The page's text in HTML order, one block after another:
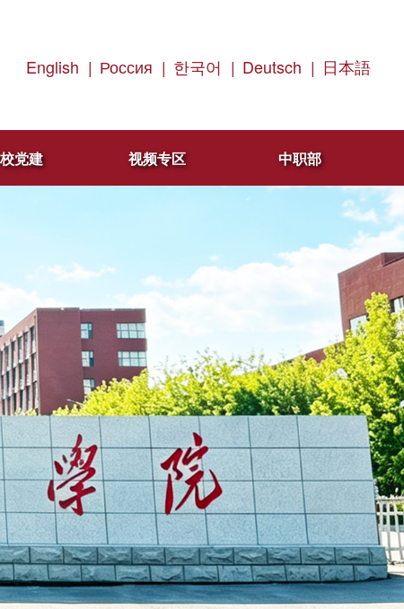
English | Россия | 한국어 | Deutsch | 日本語
党建 视频专区 中职部